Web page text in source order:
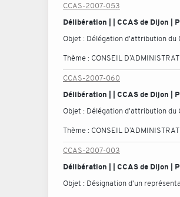
CCAS-2007-053
Délibération | | CCAS de Dijon |
Objet : Délégation d'attribution du
Thème : CONSEIL
CCAS-2007-060
Délibération | | CCAS de Dijon |
Objet : Délégation d'attribution du
Thème : CONSEIL
CCAS-2007-003
Délibération | | CCAS de Dijon |
Objet : Désignation d'un